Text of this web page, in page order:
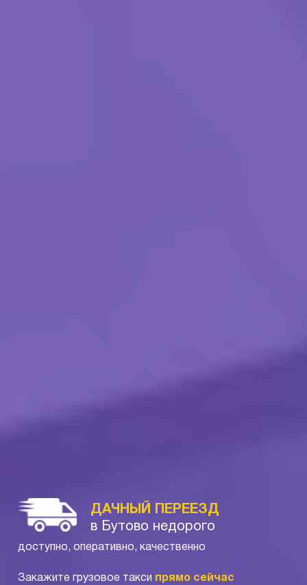
ДАЧНЫЙ ПЕРЕЕЗД
в Бутово недорого
доступно, оперативно, качественно
Закажите грузовое такси прямо сейчас